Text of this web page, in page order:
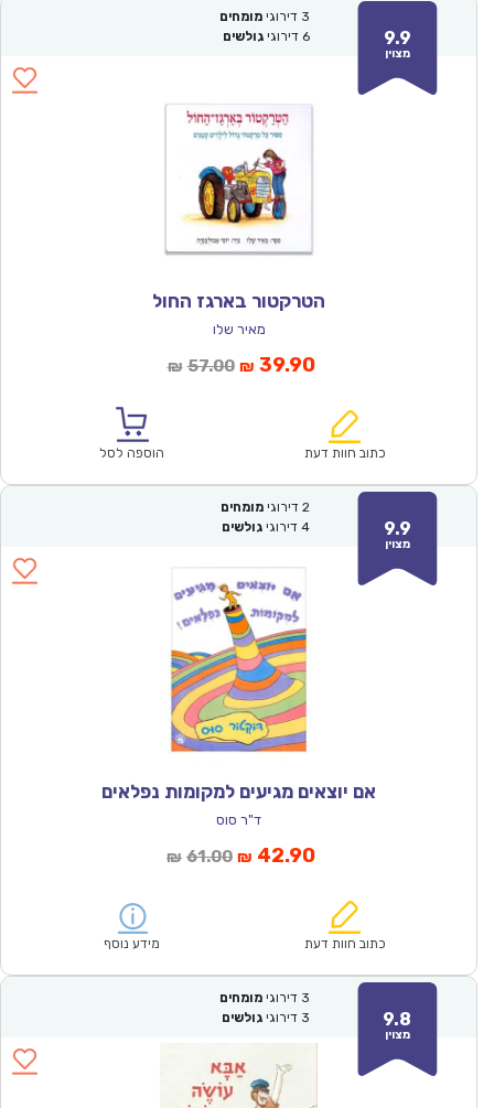
9.9
מצוין
3 דירוגי מומחים
6 דירוגי גולשים
הטרקטור בארגז החול
מאיר שלו
₪ 57.00המחיר
₪57.00.
₪ 39.90המחיר
הוא:
כתוב חוות דעת הוספה לסל
9.9
מצוין
2 דירוגי מומחים
4 דירוגי גולשים
אם יוצאים מגיעים למקומות נפלאים
ד"ר סוס
₪ 61.00המחיר
₪61.00.
₪ 42.90המחיר
הוא:
כתוב חוות דעת מידע נוסף
9.8
מצוין
3 דירוגי מומחים
3 דירוגי גולשים